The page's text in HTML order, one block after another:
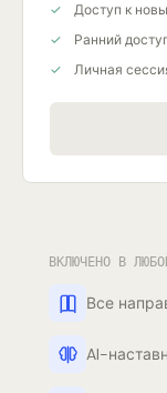
Доступ к
Ранний
Личная
ВКЛЮЧЕНО В
Все
AI-